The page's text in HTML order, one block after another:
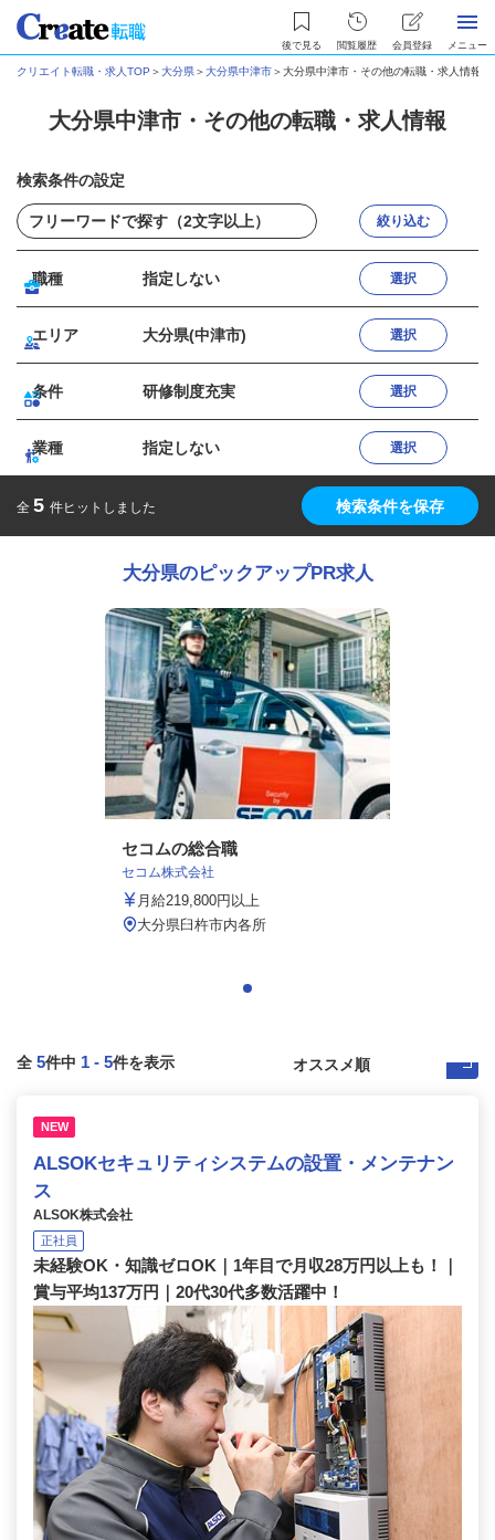
後で見る 閲覧履歴 会員登録 メニュー
クリエイト転職・求人TOP ＞大分県＞大分県中津市＞大分県中津市・その他の転職・求人情報
大分県中津市・その他の転職・求人情報
検索条件の設定
絞り込む
職種 指定しない 選択
エリア 大分県(中津市) 選択
条件 研修制度充実 選択
業種 指定しない 選択
全 5 件ヒットしました 検索条件を保存
大分県のピックアップPR求人
セコムの総合職
セコム株式会社
月給219,800円以上
大分県臼杵市内各所
全 5件中 1 - 5件を表示
NEW
ALSOKセキュリティシステムの設置・メンテナン
ス
ALSOK株式会社
正社員
未経験OK・知識ゼロOK｜1年目で月収28万円以上も！｜
賞与平均137万円｜20代30代多数活躍中！